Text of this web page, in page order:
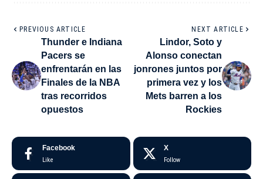
PREVIOUS ARTICLE
Thunder e Indiana
Pacers se
enfrentarán en las
Finales de la NBA
tras recorridos
opuestos
NEXT ARTICLE
Lindor, Soto y
Alonso conectan
jonrones juntos por
primera vez y los
Mets barren a los
Rockies
Facebook
Like
X
Follow